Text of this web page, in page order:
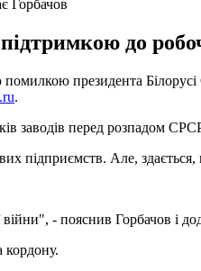
Горбачов
до
президента Білорусі
.
заводів перед розпадом
підприємств. Але, здається,
- пояснив Горбачов і
кордону.